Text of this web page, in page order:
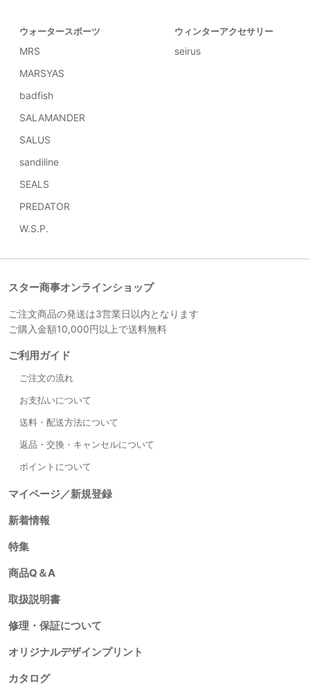
スター商事オンラインショップ
ご注文商品の発送は3営業日以内となります
ご購入金額10,000円以上で送料無料
ご利用ガイド
ご注文の流れ
お支払いについて
送料・配送方法について
返品・交換・キャンセルについて
ポイントについて
マイページ／新規登録
新着情報
特集
商品Q＆A
取扱説明書
修理・保証について
オリジナルデザインプリント
カタログ
ウォータースポーツ
MRS
MARSYAS
badfish
SALAMANDER
SALUS
sandiline
SEALS
PREDATOR
W.S.P.
ウィンターアクセサリー
seirus